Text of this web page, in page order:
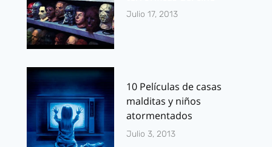
Julio 17, 2013
10 Películas de casas
malditas y niños
atormentados
Julio 3, 2013